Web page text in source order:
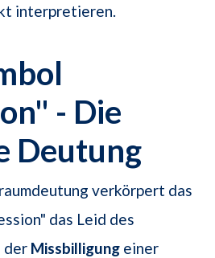
interpretieren.
- Die
Deutung
verkörpert das
das Leid des
der Missbilligung einer